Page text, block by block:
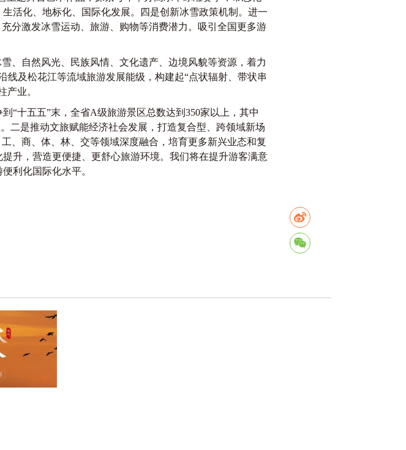
活化、地标化、国际化发展。四是创新冰雪政策机制。进一
分激发冰雪运动、旅游、购物等消费潜力。吸引全国更多游
自然风光、民族风情、文化遗产、边境风貌等资源，着力
线及松花江等流域旅游发展能级，构建起“点状辐射、带状串
产业。
十五五”末，全省A级旅游景区总数达到350家以上，其中
二是推动文旅赋能经济社会发展，打造复合型、跨领域新场
、商、体、林、交等领域深度融合，培育更多新兴业态和复
升，营造更便捷、更舒心旅游环境。我们将在提升游客满意
利化国际化水平。